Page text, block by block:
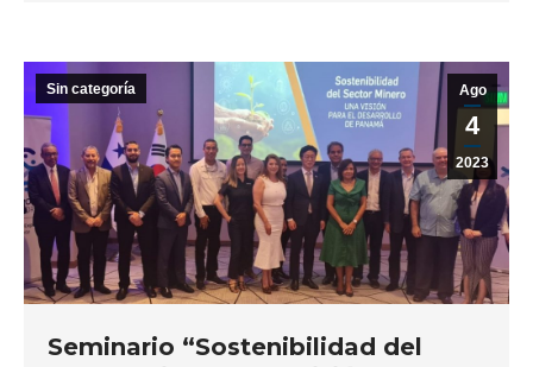
Ago
4
2023
Sin categoría
Seminario “Sostenibilidad del